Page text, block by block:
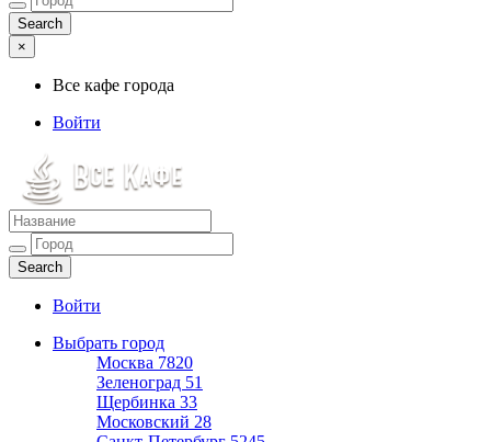
×
Все кафе города
Войти
Все кафе города
Каталог хороших кафе
Войти
Выбрать город
Москва 7820
Зеленоград 51
Щербинка 33
Московский 28